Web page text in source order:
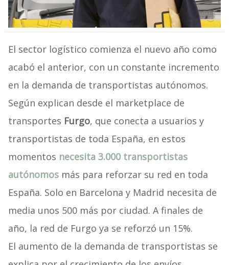
El sector logístico comienza el nuevo año como
acabó el anterior, con un constante incremento
en la demanda de transportistas autónomos.
Según explican desde el marketplace de
transportes Furgo, que conecta a usuarios y
transportistas de toda España, en estos
momentos necesita 3.000 transportistas
autónomos más para reforzar su red en toda
España. Solo en Barcelona y Madrid necesita de
media unos 500 más por ciudad. A finales de
año, la red de Furgo ya se reforzó un 15%.
El aumento de la demanda de transportistas se